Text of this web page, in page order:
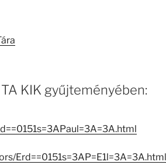
KIK gyűjteményében:
Erd==0151s=3AP=E1l=3A=3A.html